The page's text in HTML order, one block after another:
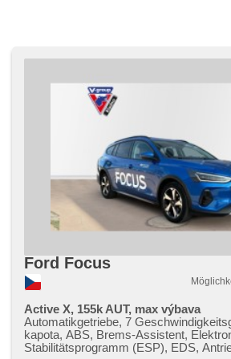
Ford Focus
Active X, 155k AUT, max výbava
Automatikgetriebe, 7
kapota, ABS, Brems-Assistent,
Stabilitätsprogramm (ESP), EDS,